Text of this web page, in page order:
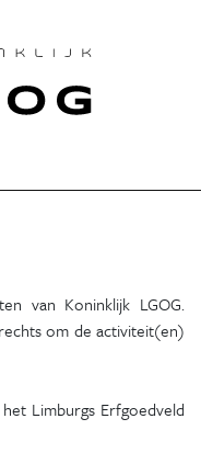
van Koninklijk LGOG.
om de activiteit(en)
Limburgs Erfgoedveld